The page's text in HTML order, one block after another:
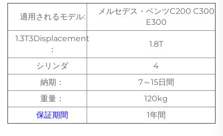
適用されるモデル:
メルセデス・ベンツC200 C300
E300
1.3T3Displacement
：
1.8T
シリンダ
4
納期：
7～15日間
重量：
120kg
保証期間
1年間